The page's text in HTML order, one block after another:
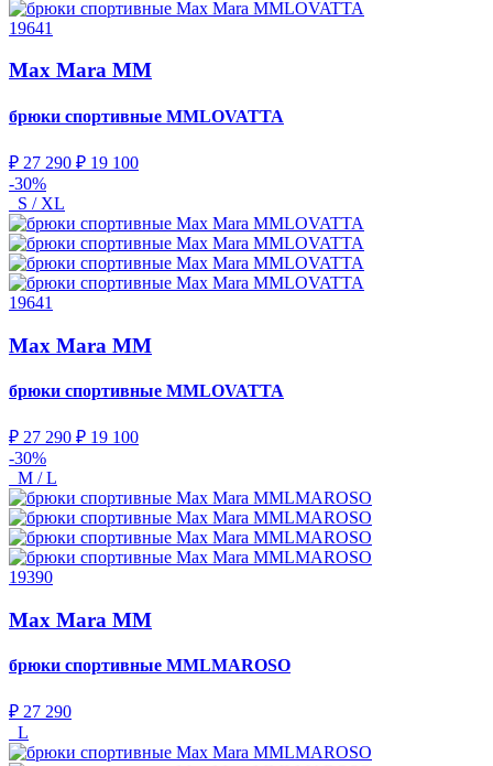
19641
Max Mara MM
брюки спортивные MMLOVATTA
₽ 27 290 ₽ 19 100
-30%
S / XL
19641
Max Mara MM
брюки спортивные MMLOVATTA
₽ 27 290 ₽ 19 100
-30%
M / L
19390
Max Mara MM
брюки спортивные MMLMAROSO
₽ 27 290
L